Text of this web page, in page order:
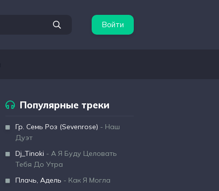
Войти
Популярные треки
Гр. Семь Роз (Sevenrose) - Наш
Дуэт
Dj_Tinoki - А Я Буду Целовать
Тебя До Утра
Плачь, Адель - Как Я Могла